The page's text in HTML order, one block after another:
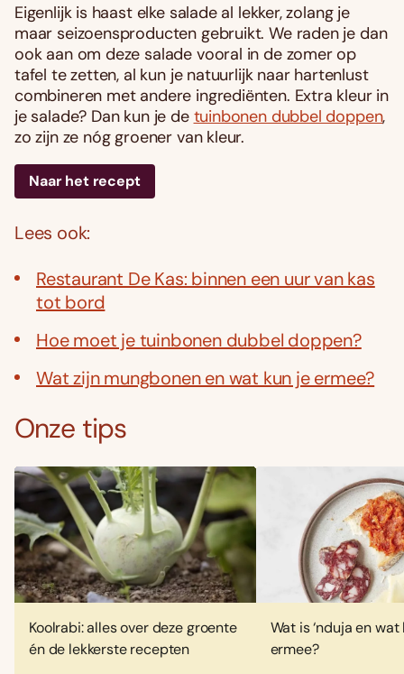
Eigenlijk is haast elke salade al lekker, zolang je
maar seizoensproducten gebruikt. We raden je dan
ook aan om deze salade vooral in de zomer op
tafel te zetten, al kun je natuurlijk naar hartenlust
combineren met andere ingrediënten. Extra kleur in
je salade? Dan kun je de tuinbonen dubbel doppen,
zo zijn ze nóg groener van kleur.
Naar het recept
Lees ook:
Restaurant De Kas: binnen een uur van kas
tot bord
Hoe moet je tuinbonen dubbel doppen?
Wat zijn mungbonen en wat kun je ermee?
Onze tips
Koolrabi: alles over deze groente
én de lekkerste recepten
Wat is ‘nduja en wat
ermee?